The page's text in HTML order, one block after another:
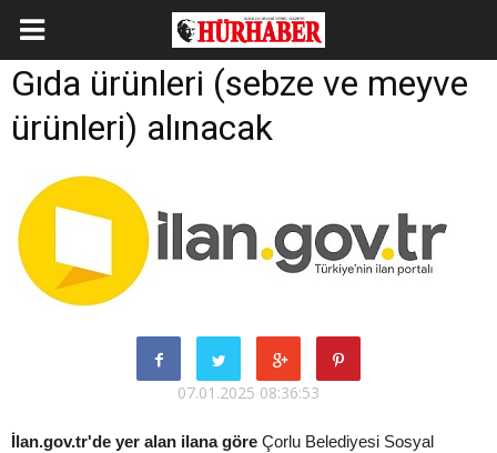
Gıda ürünleri (sebze ve meyve
ürünleri) alınacak
07.01.2025 08:36:53
İlan.gov.tr'de yer alan ilana göre Çorlu Belediyesi Sosyal